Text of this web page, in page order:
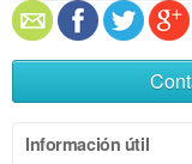
Información útil